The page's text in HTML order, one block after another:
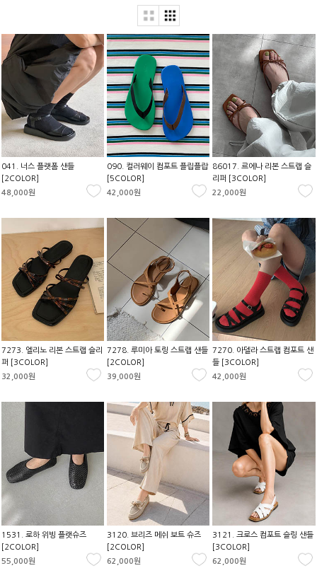
041. 너스 플랫폼 샌들
[2COLOR]
48,000원
090. 컬러웨이 컴포트 플립플랍
[5COLOR]
42,000원
86017. 르에나 리본 스트랩 슬
리퍼 [3COLOR]
22,000원
7273. 엘리노 리본 스트랩 슬리
퍼 [3COLOR]
32,000원
7278. 루미아 토링 스트랩 샌들
[2COLOR]
39,000원
7270. 아델라 스트랩 컴포트 샌
들 [3COLOR]
42,000원
1531. 로하 위빙 플랫슈즈
[2COLOR]
55,000원
3120. 브리즈 메쉬 보트 슈즈
[2COLOR]
62,000원
3121. 크로스 컴포트 슬링 샌들
[3COLOR]
62,000원